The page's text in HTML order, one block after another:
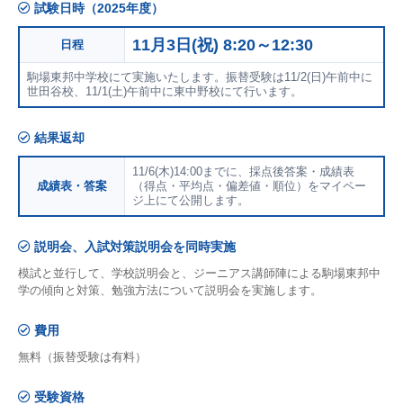
試験日時（2025年度）
日程 11月3日(祝) 8:20～12:30
駒場東邦中学校にて実施いたします。振替受験は11/2(日)午前中に
世田谷校、11/1(土)午前中に東中野校にて行います。
結果返却
成績表・答案
11/6(木)14:00までに、採点後答案・成績表
（得点・平均点・偏差値・順位）をマイペー
ジ上にて公開します。
説明会、入試対策説明会を同時実施
模試と並行して、学校説明会と、ジーニアス講師陣による駒場東邦中
学の傾向と対策、勉強方法について説明会を実施します。
費用
無料（振替受験は有料）
受験資格
教材
お問い合わせ